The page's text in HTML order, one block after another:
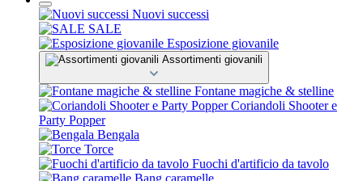
Nuovi successi
SALE
Esposizione giovanile
Assortimenti giovanili
Fontane magiche & stelline
Coriandoli Shooter e
Party Popper
Bengala
Torce
Fuochi d'artificio da tavolo
Bang caramelle